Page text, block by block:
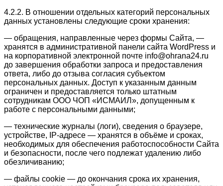
4.2.2. В отношении отдельных категорий персональных
данных установлены следующие сроки хранения:
— обращения, направленные через формы Сайта, —
хранятся в административной панели сайта WordPress и
на корпоративной электронной почте info@ohrana24.ru
до завершения обработки запроса и предоставления
ответа, либо до отзыва согласия субъектом
персональных данных. Доступ к указанным данным
ограничен и предоставляется только штатным
сотрудникам ООО ЧОП «ИСМАИЛ», допущенным к
работе с персональными данными;
— технические журналы (логи), сведения о браузере,
устройстве, IP-адресе — хранятся в объёме и сроках,
необходимых для обеспечения работоспособности Сайта
и безопасности, после чего подлежат удалению либо
обезличиванию;
— файлы cookie — до окончания срока их хранения,